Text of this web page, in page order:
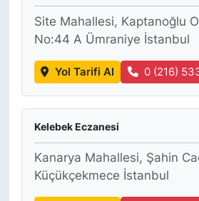
Site Mahallesi, Kaptanoğlu
No:44 A Ümraniye İstanbul
Yol Tarifi Al 0 (216)
Kelebek Eczanesi
Kanarya Mahallesi, Şahin
Küçükçekmece İstanbul